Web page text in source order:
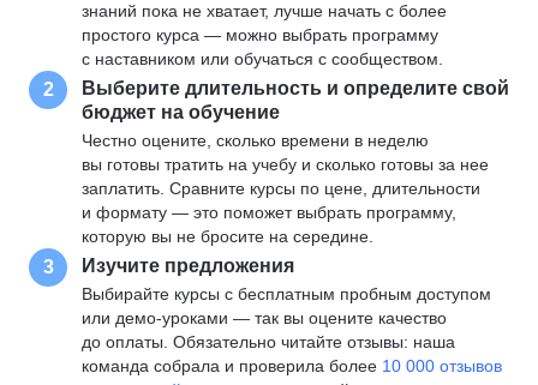
знаний пока не хватает, лучше начать с более
простого курса — можно выбрать программу
с наставником или обучаться с сообществом.
2
Выберите длительность и определите свой
бюджет на обучение
Честно оцените, сколько времени в неделю
вы готовы тратить на учебу и сколько готовы за нее
заплатить. Сравните курсы по цене, длительности
и формату — это поможет выбрать программу,
которую вы не бросите на середине.
3 Изучите предложения
Выбирайте курсы с бесплатным пробным доступом
или демо-уроками — так вы оцените качество
до оплаты. Обязательно читайте отзывы: наша
команда собрала и проверила более 10 000 отзывов